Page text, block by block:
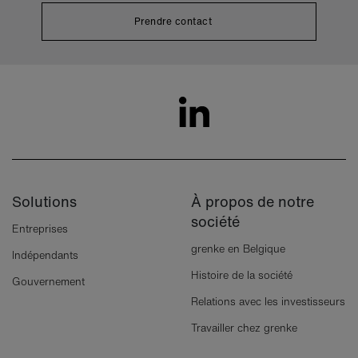
Prendre contact
Solutions
Entreprises
Indépendants
Gouvernement
À propos de notre
société
grenke en Belgique
Histoire de la société
Relations avec les investisseurs
Travailler chez grenke